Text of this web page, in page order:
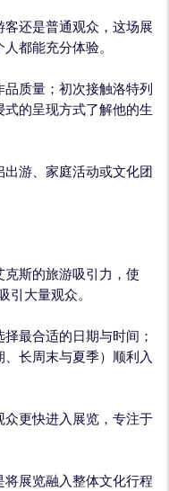
还是普通观众，这场展
都能充分体验。
质量；初次接触洛特列
的呈现方式了解他的生
游、家庭活动或文化团
斯的旅游吸引力，使
大量观众。
最合适的日期与时间；
长周末与夏季）顺利入
更快进入展览，专注于
展览融入整体文化行程